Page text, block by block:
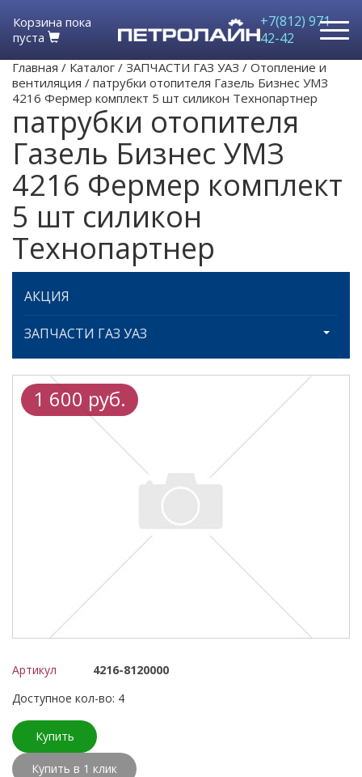
Корзина пока
пуста
+7(812) 971-
42-42
Главная / Каталог / ЗАПЧАСТИ ГАЗ УАЗ / Отопление и
вентиляция / патрубки отопителя Газель Бизнес УМЗ
4216 Фермер комплект 5 шт силикон Технопартнер
патрубки отопителя
Газель Бизнес УМЗ
4216 Фермер комплект
5 шт силикон
Технопартнер
АКЦИЯ
ЗАПЧАСТИ ГАЗ УАЗ
1 600 руб.
Артикул
4216-8120000
Доступное кол-во: 4
Купить
Купить в 1 клик